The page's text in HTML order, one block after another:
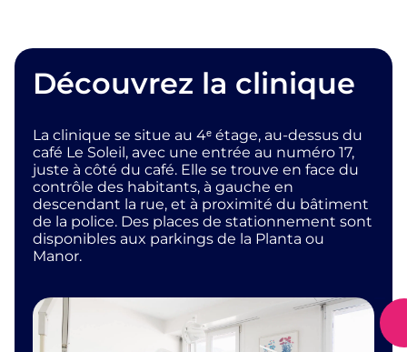
Découvrez la clinique
La clinique se situe au 4ᵉ étage, au-dessus du
café Le Soleil, avec une entrée au numéro 17,
juste à côté du café. Elle se trouve en face du
contrôle des habitants, à gauche en
descendant la rue, et à proximité du bâtiment
de la police. Des places de stationnement sont
disponibles aux parkings de la Planta ou
Manor.